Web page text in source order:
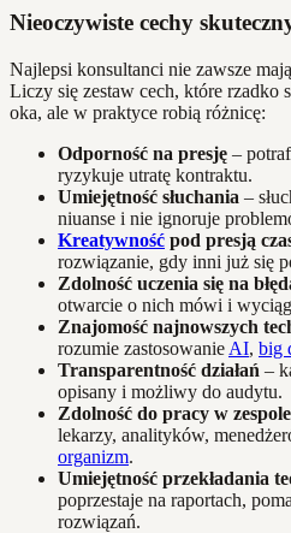
Nieoczywiste cechy
Najlepsi konsultanci nie zawsze
Liczy się zestaw cech, które rzadko
oka, ale w praktyce robią różnicę:
Odporność na presję –
ryzykuje utratę kontraktu.
Umiejętność słuchania –
niuanse i nie ignoruje
Kreatywność pod presją
rozwiązanie, gdy inni już się
Zdolność uczenia się na
otwarcie o nich mówi i
Znajomość najnowszych
rozumie zastosowanie AI, big
Transparentność działań –
opisany i możliwy do audytu.
Zdolność do pracy w
lekarzy, analityków,
organizm.
Umiejętność przekładania
poprzestaje na raportach,
rozwiązań.